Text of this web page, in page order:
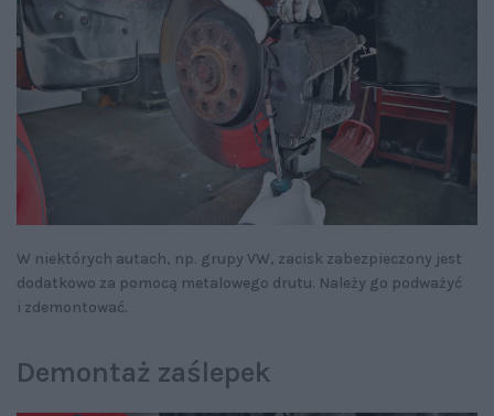
W niektórych autach, np. grupy VW, zacisk zabezpieczony jest
dodatkowo za pomocą metalowego drutu. Należy go podważyć
i zdemontować.
Demontaż zaślepek